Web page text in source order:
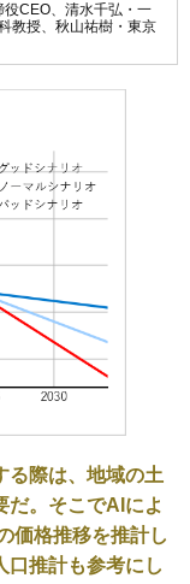
役CEO、 清水千弘・一
教授、 秋山祐樹・東京
る際は、地域の土
だ。そこでAIによ
価格推移を推計し
口推計も参考にし